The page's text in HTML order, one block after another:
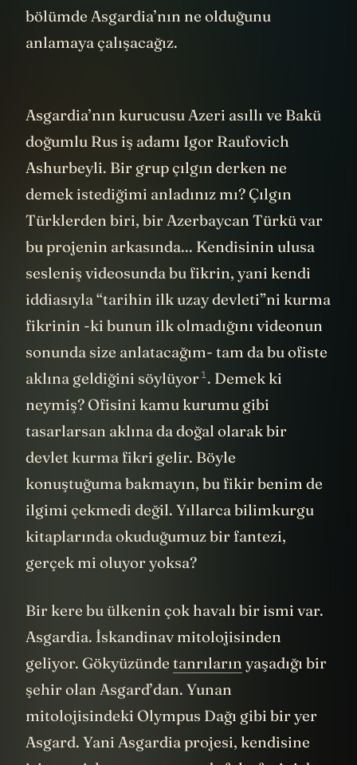
bölümde Asgardia’nın ne olduğunu
anlamaya çalışacağız.
Asgardia’nın kurucusu Azeri asıllı ve Bakü
doğumlu Rus iş adamı Igor Raufovich
Ashurbeyli. Bir grup çılgın derken ne
demek istediğimi anladınız mı? Çılgın
Türklerden biri, bir Azerbaycan Türkü var
bu projenin arkasında... Kendisinin ulusa
sesleniş videosunda bu fikrin, yani kendi
iddiasıyla “tarihin ilk uzay devleti”ni kurma
fikrinin -ki bunun ilk olmadığını videonun
sonunda size anlatacağım- tam da bu ofiste
aklına geldiğini söylüyor1. Demek ki
neymiş? Ofisini kamu kurumu gibi
tasarlarsan aklına da doğal olarak bir
devlet kurma fikri gelir. Böyle
konuştuğuma bakmayın, bu fikir benim de
ilgimi çekmedi değil. Yıllarca bilimkurgu
kitaplarında okuduğumuz bir fantezi,
gerçek mi oluyor yoksa?
Bir kere bu ülkenin çok havalı bir ismi var.
Asgardia. İskandinav mitolojisinden
geliyor. Gökyüzünde tanrıların yaşadığı bir
şehir olan Asgard’dan. Yunan
mitolojisindeki Olympus Dağı gibi bir yer
Asgard. Yani Asgardia projesi, kendisine